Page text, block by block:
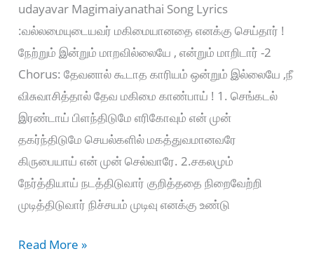
udayavar Magimaiyanathai Song Lyrics
:வல்லமையுடையவர் மகிமையானதை எனக்கு செய்தார் !
நேற்றும் இன்றும் மாறவில்லையே , என்றும் மாறிடார் -2
Chorus: தேவனால் கூடாத காரியம் ஒன்றும் இல்லையே ,நீ
விசுவாசித்தால் தேவ மகிமை காண்பாய் ! 1. செங்கடல்
இரண்டாய் பிளந்திடுமே எரிகோவும் என் முன்
தகர்ந்திடுமே செயல்களில் மகத்துவமானவரே
கிருபையாய் என் முன் செல்வாரே. 2.சகலமும்
நேர்த்தியாய் நடத்திடுவார் குறித்ததை நிறைவேற்றி
முடித்திடுவார் நிச்சயம் முடிவு எனக்கு உண்டு
வல்லமையுடையவர்
Read More »